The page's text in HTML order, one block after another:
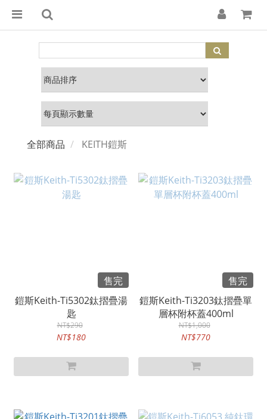
全部商品 KEITH鎧斯
售完
鎧斯Keith-Ti5302鈦摺疊湯
匙
NT$290
NT$180
售完
鎧斯Keith-Ti3203鈦摺疊單
層杯附杯蓋400ml
NT$1,000
NT$770